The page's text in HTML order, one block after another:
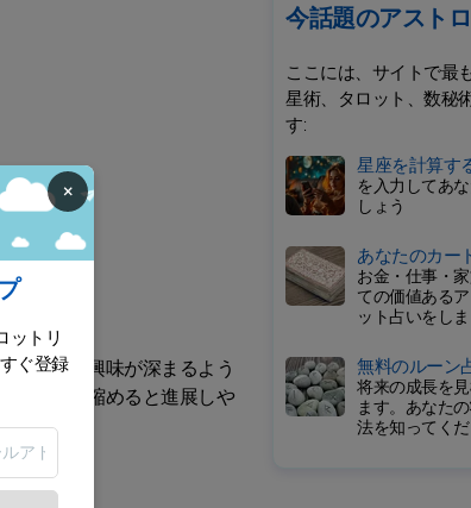
感あり。興味が深まるよう
に距離を縮めると進展しや
今話題のアスト
ここには、サイトで最
星術、タロット、数秘
す:
星座を計算す
を入力してあ
しょう
あなたのカー
お金・仕事・
ての価値ある
ット占いをしま
無料のルーン
将来の成長を
ます。あなた
法を知ってくだ
×
ットリ
ぐ登録